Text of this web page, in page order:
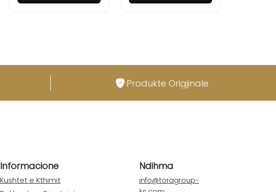
Produkte Origjinale
Informacione
Kushtet e Kthimit
Ndihma
info@toragroup-